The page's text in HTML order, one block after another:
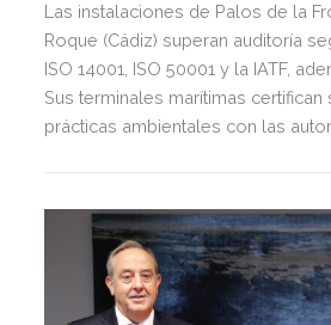
Las instalaciones de Palos de la
Roque (Cádiz) superan auditoría
ISO 14001, ISO 50001 y la IATF,
Sus terminales marítimas
prácticas ambientales con las